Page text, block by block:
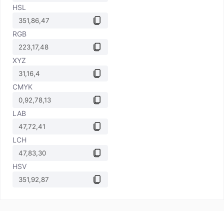
HSL
RGB
XYZ
CMYK
LAB
LCH
HSV